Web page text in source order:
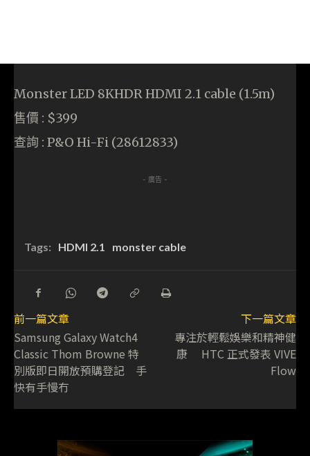
Monster LED 8KHDR HDMI 2.1 cable (1.5m)
售價 : $399
查詢 : P&O Hi-Fi (28612833)
- 廣告 -
Tags: HDMI 2.1 monster cable
前一篇文章
Samsung Galaxy Watch4
Classic Thom Browne 特
別版即日開放預購登記 手
快有手慢冇
下一篇文章
專注於輕鬆娛樂和精神健
康 HTC 正式發表 VIVE
Flow